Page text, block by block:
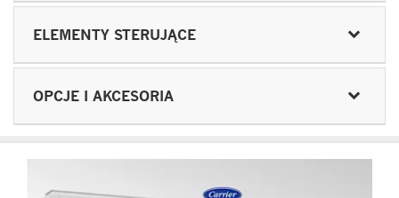
ELEMENTY STERUJĄCE
OPCJE I AKCESORIA